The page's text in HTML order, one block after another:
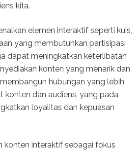
kita.
elemen interaktif seperti kuis,
yang membutuhkan partisipasi
dapat meningkatkan keterlibatan
konten yang menarik dan
hubungan yang lebih
konten dan audiens, yang pada
loyalitas dan kepuasan
konten interaktif sebagai fokus